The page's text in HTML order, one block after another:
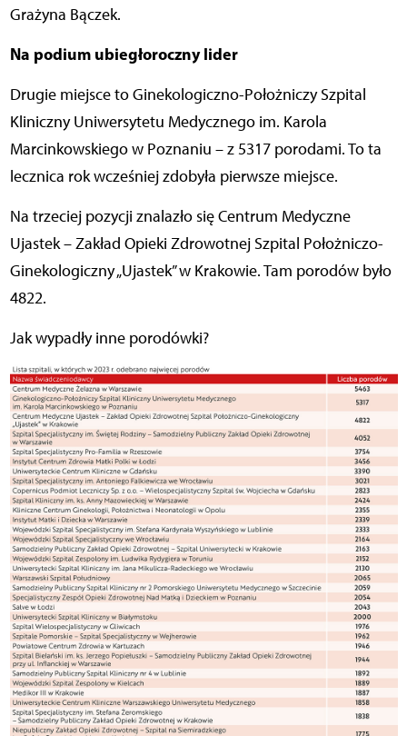
Grażyna Bączek.
Na podium ubiegłoroczny lider
Drugie miejsce to Ginekologiczno-Położniczy Szpital
Kliniczny Uniwersytetu Medycznego im. Karola
Marcinkowskiego w Poznaniu – z 5317 porodami. To ta
lecznica rok wcześniej zdobyła pierwsze miejsce.
Na trzeciej pozycji znalazło się Centrum Medyczne
Ujastek – Zakład Opieki Zdrowotnej Szpital Położniczo-
Ginekologiczny „Ujastek” w Krakowie. Tam porodów było
4822.
Jak wypadły inne porodówki?